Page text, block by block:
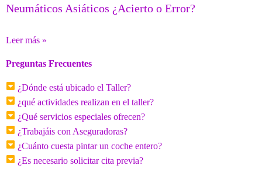
Neumáticos Asiáticos ¿Acierto o Error?
Leer más »
Preguntas Frecuentes
¿Dónde está ubicado el Taller?
¿qué actividades realizan en el taller?
¿Qué servicios especiales ofrecen?
¿Trabajáis con Aseguradoras?
¿Cuánto cuesta pintar un coche entero?
¿Es necesario solicitar cita previa?